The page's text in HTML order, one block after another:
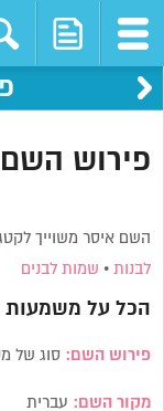
פירוש
השם איסר משוייך
לבנות • שמות לבנים
הכל על
פירוש השם: סוג של
מקור השם: עברית